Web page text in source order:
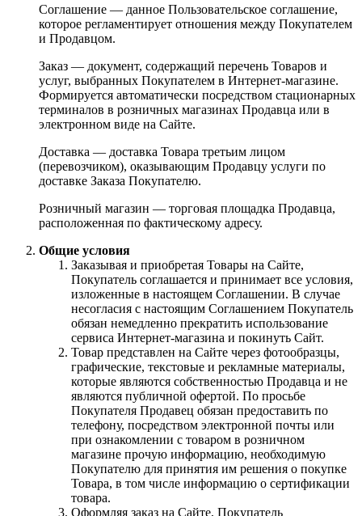
Соглашение — данное Пользовательское соглашение,
которое регламентирует отношения между Покупателем
и Продавцом.
Заказ — документ, содержащий перечень Товаров и
услуг, выбранных Покупателем в Интернет-магазине.
Формируется автоматически посредством стационарных
терминалов в розничных магазинах Продавца или в
электронном виде на Сайте.
Доставка — доставка Товара третьим лицом
(перевозчиком), оказывающим Продавцу услуги по
доставке Заказа Покупателю.
Розничный магазин — торговая площадка Продавца,
расположенная по фактическому адресу.
Общие условия
Заказывая и приобретая Товары на Сайте,
Покупатель соглашается и принимает все условия,
изложенные в настоящем Соглашении. В случае
несогласия с настоящим Соглашением Покупатель
обязан немедленно прекратить использование
сервиса Интернет-магазина и покинуть Сайт.
Товар представлен на Сайте через фотообразцы,
графические, текстовые и рекламные материалы,
которые являются собственностью Продавца и не
являются публичной офертой. По просьбе
Покупателя Продавец обязан предоставить по
телефону, посредством электронной почты или
при ознакомлении с товаром в розничном
магазине прочую информацию, необходимую
Покупателю для принятия им решения о покупке
Товара, в том числе информацию о сертификации
товара.
Оформляя заказ на Сайте, Покупатель